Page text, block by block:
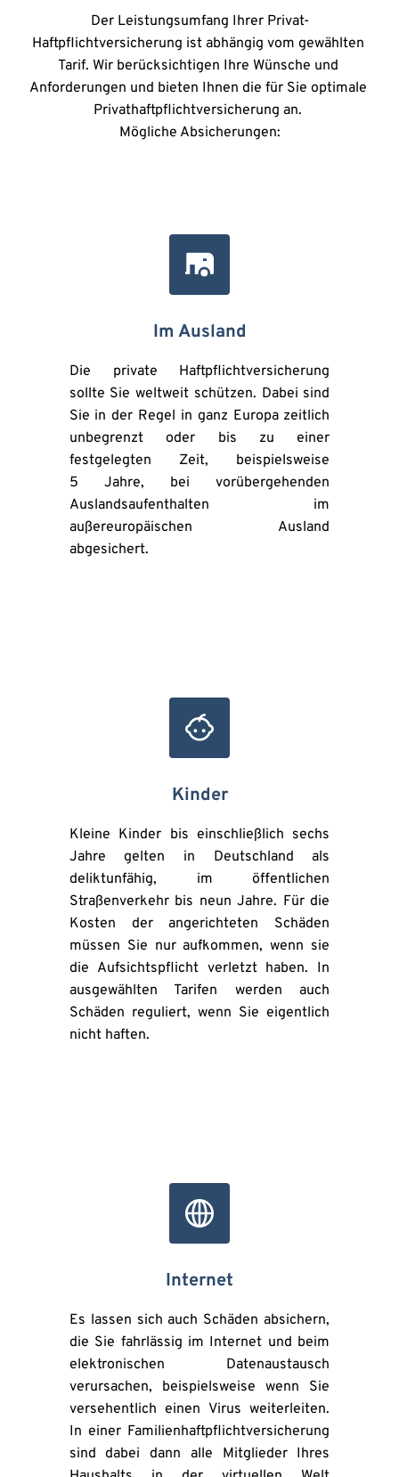
Der Leistungsumfang Ihrer Privat-
Haftpflichtversicherung ist abhängig vom gewählten
Tarif. Wir berücksichtigen Ihre Wünsche und
Anforderungen und bieten Ihnen die für Sie optimale
Privathaftpflichtversicherung an.
Mögliche Absicherungen:
Im Ausland
Die private Haftpflichtversicherung
sollte Sie weltweit schützen. Dabei sind
Sie in der Regel in ganz Europa zeitlich
unbegrenzt oder bis zu einer
festgelegten Zeit, beispielsweise
5 Jahre, bei vorübergehenden
Auslandsaufenthalten im
außereuropäischen Ausland
abgesichert.
Kinder
Kleine Kinder bis einschließlich sechs
Jahre gelten in Deutschland als
deliktunfähig, im öffentlichen
Straßenverkehr bis neun Jahre. Für die
Kosten der angerichteten Schäden
müssen Sie nur aufkommen, wenn sie
die Aufsichtspflicht verletzt haben. In
ausgewählten Tarifen werden auch
Schäden reguliert, wenn Sie eigentlich
nicht haften.
Internet
Es lassen sich auch Schäden absichern,
die Sie fahrlässig im Internet und beim
elektronischen Datenaustausch
verursachen, beispielsweise wenn Sie
versehentlich einen Virus weiterleiten.
In einer Familienhaftpflichtversicherung
sind dabei dann alle Mitglieder Ihres